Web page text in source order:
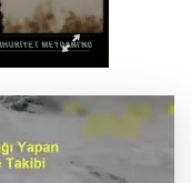
güçlü